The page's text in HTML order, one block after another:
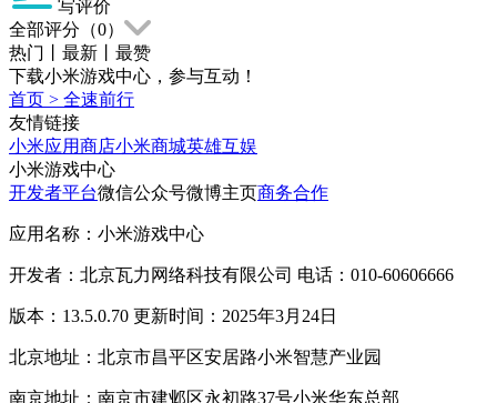
写评价
全部评分（0）
热门
最新
最赞
下载小米游戏中心，参与互动！
首页 > 全速前行
友情链接
小米应用商店小米商城英雄互娱
小米游戏中心
开发者平台微信公众号微博主页商务合作
应用名称：小米游戏中心
开发者：北京瓦力网络科技有限公司 电话：010-60606666
版本：13.5.0.70 更新时间：2025年3月24日
北京地址：北京市昌平区安居路小米智慧产业园
南京地址：南京市建邺区永初路37号小米华东总部